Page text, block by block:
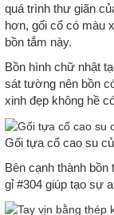
quá trình thư giãn
hơn, gối cổ có màu
bồn tắm này.
Bồn hình chữ nhật
sát tường nên bồn
xinh đẹp không hề
Gối tựa cổ cao su
Bên cạnh thành
gỉ #304 giúp tạo sự